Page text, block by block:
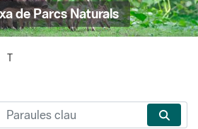
de Parcs Naturals
T